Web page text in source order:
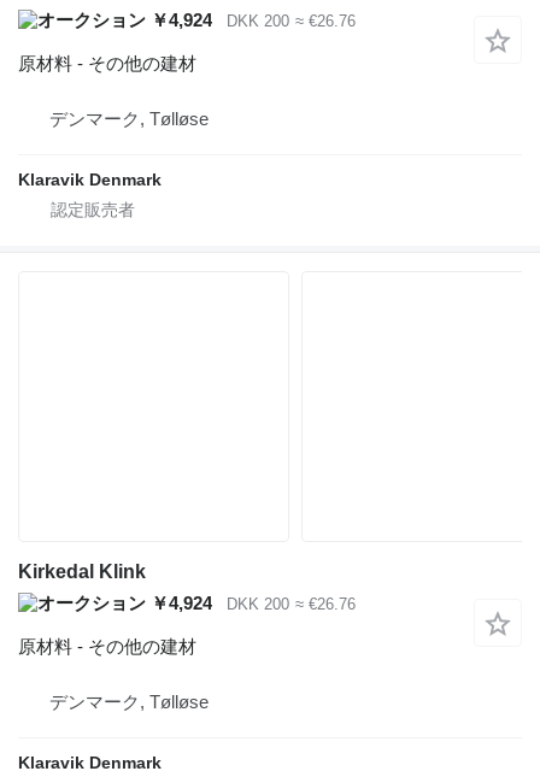
￥4,924
DKK 200 ≈ €26.76
原材料 - その他の建材
デンマーク, Tølløse
Klaravik Denmark
Kirkedal Klink
￥4,924
DKK 200 ≈ €26.76
原材料 - その他の建材
デンマーク, Tølløse
Klaravik Denmark